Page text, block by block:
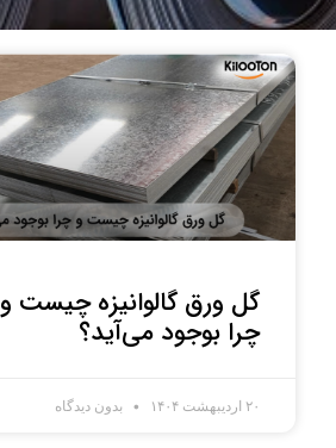
گل ورق گالوانیزه چیست و
چرا بوجود می‌آید؟
۲۰ اردیبهشت ۱۴۰۴ بدون دیدگاه